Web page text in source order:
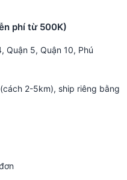
phí từ 500K)
Quận 5, Quận 10, Phú
(cách 2-5km), ship riêng bằng